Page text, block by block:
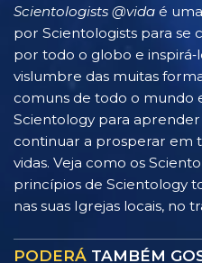
Scientologists @vida é
por Scientologists para
por todo o globo e
vislumbre das muitas
comuns de todo o mundo
Scientology para aprender
continuar a prosperar em
vidas. Veja como os
princípios de Scientology
nas suas Igrejas locais, no
PODERÁ TAMBÉM